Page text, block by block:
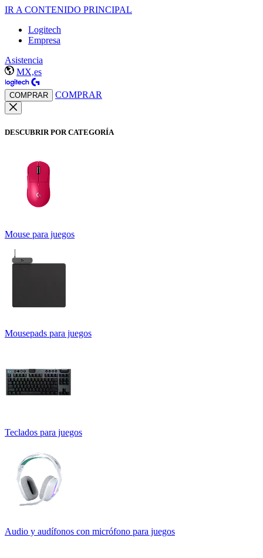
IR A CONTENIDO PRINCIPAL
Logitech
Empresa
Asistencia
MX,es
COMPRAR COMPRAR
DESCUBRIR POR CATEGORÍA
Mouse para juegos
Mousepads para juegos
Teclados para juegos
Audio y audífonos con micrófono para juegos